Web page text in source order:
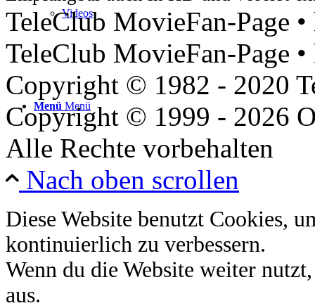
Videos
Menü Menü
TeleClub MovieFan-Page
TeleClub MovieFan-Page
Copyright © 1982 - 2020
Copyright © 1999 - 2026
Alle Rechte vorbehalten
Nach oben scrollen
Diese Website benutzt Cookies,
kontinuierlich zu verbessern.
Wenn du die Website weiter
aus.